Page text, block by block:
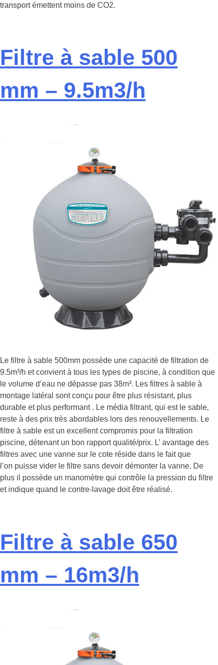
transport émettent moins de CO2.
Filtre à sable 500
mm – 9.5m3/h
Le filtre à sable 500mm possède une capacité de filtration de
9.5m³/h et convient à tous les types de piscine, à condition que
le volume d’eau ne dépasse pas 38m³. Les filtres à sable à
montage latéral sont conçu pour être plus résistant, plus
durable et plus performant . Le média filtrant, qui est le sable,
reste à des prix très abordables lors des renouvellements. Le
filtre à sable est un excellent compromis pour la filtration
piscine, détenant un bon rapport qualité/prix. L’ avantage des
filtres avec une vanne sur le cote réside dans le fait que
l’on puisse vider le filtre sans devoir démonter la vanne. De
plus il possède un manomètre qui contrôle la pression du filtre
et indique quand le contre-lavage doit être réalisé.
Filtre à sable 650
mm – 16m3/h